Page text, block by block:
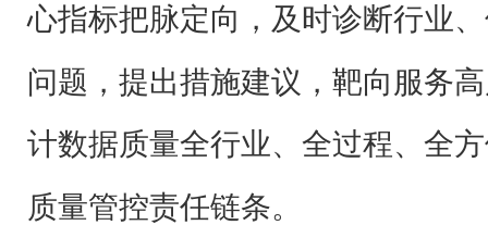
心指标把脉定向，及时诊断行业
问题，提出措施建议，靶向服务
计数据质量全行业、全过程、全
质量管控责任链条。